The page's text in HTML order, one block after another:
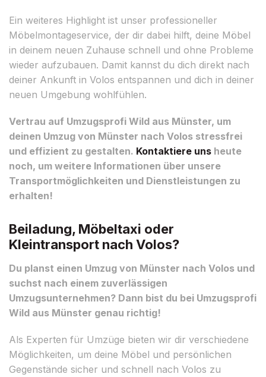
Ein weiteres Highlight ist unser professioneller
Möbelmontageservice, der dir dabei hilft, deine Möbel
in deinem neuen Zuhause schnell und ohne Probleme
wieder aufzubauen. Damit kannst du dich direkt nach
deiner Ankunft in Volos entspannen und dich in deiner
neuen Umgebung wohlfühlen.
Vertrau auf Umzugsprofi Wild aus Münster, um
deinen Umzug von Münster nach Volos stressfrei
und effizient zu gestalten. Kontaktiere uns heute
noch, um weitere Informationen über unsere
Transportmöglichkeiten und Dienstleistungen zu
erhalten!
Beiladung, Möbeltaxi oder
Kleintransport nach Volos?
Du planst einen Umzug von Münster nach Volos und
suchst nach einem zuverlässigen
Umzugsunternehmen? Dann bist du bei Umzugsprofi
Wild aus Münster genau richtig!
Als Experten für Umzüge bieten wir dir verschiedene
Möglichkeiten, um deine Möbel und persönlichen
Gegenstände sicher und schnell nach Volos zu